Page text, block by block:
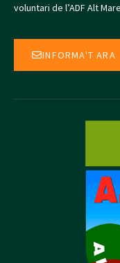
voluntari de l’ADF Alt
INFORMA'T ARA